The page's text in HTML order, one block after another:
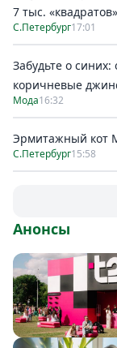
7 тыс.
С.Петербург17:01
Забудьте о
коричневые
Мода16:32
Эрмитажный кот
С.Петербург15:58
Анонсы